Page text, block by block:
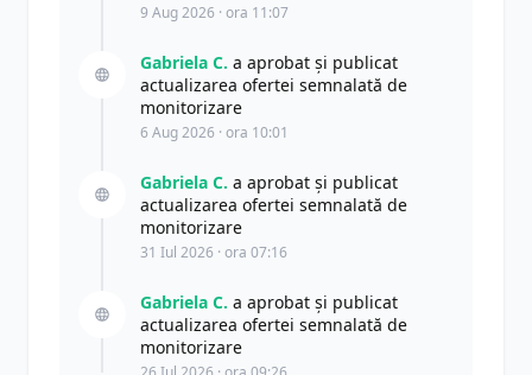
9 Aug 2026 · ora 11:07
Gabriela C. a aprobat și publicat
actualizarea ofertei semnalată de
monitorizare
6 Aug 2026 · ora 10:01
Gabriela C. a aprobat și publicat
actualizarea ofertei semnalată de
monitorizare
31 Iul 2026 · ora 07:16
Gabriela C. a aprobat și publicat
actualizarea ofertei semnalată de
monitorizare